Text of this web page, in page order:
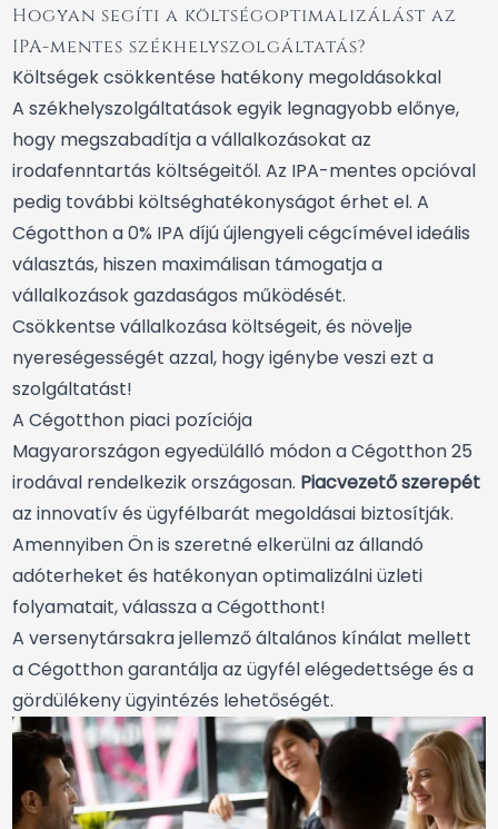
Hogyan segíti a költségoptimalizálást az
IPA-mentes székhelyszolgáltatás?
Költségek csökkentése hatékony megoldásokkal
A székhelyszolgáltatások egyik legnagyobb előnye,
hogy megszabadítja a vállalkozásokat az
irodafenntartás költségeitől. Az IPA-mentes opcióval
pedig további költséghatékonyságot érhet el. A
Cégotthon a 0% IPA díjú újlengyeli cégcímével ideális
választás, hiszen maximálisan támogatja a
vállalkozások gazdaságos működését.
Csökkentse vállalkozása költségeit, és növelje
nyereségességét azzal, hogy igénybe veszi ezt a
szolgáltatást!
A Cégotthon piaci pozíciója
Magyarországon egyedülálló módon a Cégotthon 25
irodával rendelkezik országosan. Piacvezető szerepét
az innovatív és ügyfélbarát megoldásai biztosítják.
Amennyiben Ön is szeretné elkerülni az állandó
adóterheket és hatékonyan optimalizálni üzleti
folyamatait, válassza a Cégotthont!
A versenytársakra jellemző általános kínálat mellett
a Cégotthon garantálja az ügyfél elégedettsége és a
gördülékeny ügyintézés lehetőségét.